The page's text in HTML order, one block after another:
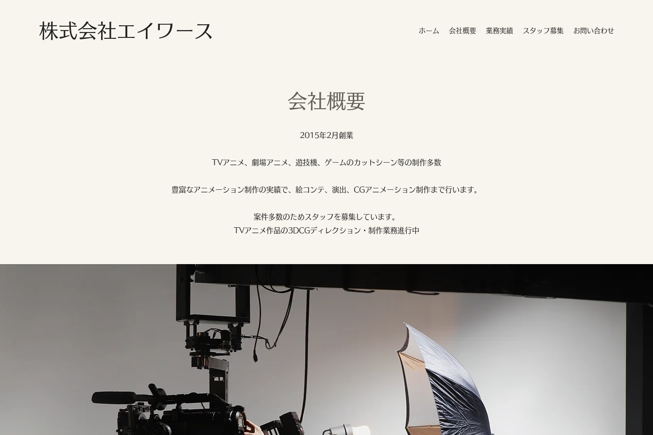
株式会社エイワース ホーム 会社概要 業務実績 スタッフ募集 お問い合わせ
会社概要
2015年2月創業
TVアニメ、劇場アニメ、遊技機、ゲームのカットシーン等の制作多数
豊富なアニメーション制作の実績で、絵コンテ、演出、CGアニメーション制作まで行います。
案件多数のためスタッフを募集しています。
TVアニメ作品の3DCGディレクション・制作業務進行中